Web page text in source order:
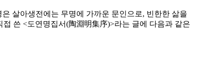
살아생전에는 무명에 가까운 문인으로, 빈한한 삶을
쓴 <도연명집서(陶淵明集序)>라는 글에 다음과 같은